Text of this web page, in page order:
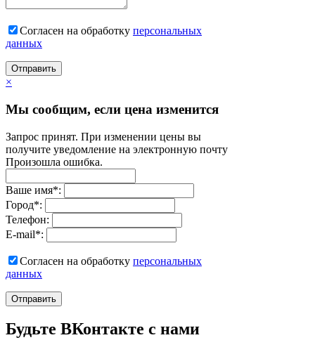
Согласен на обработку персональныx
данных
Отправить
×
Мы сообщим, если цена изменится
Запрос принят. При изменении цены вы
получите уведомление на электронную почту
Произошла ошибка.
Ваше имя*:
Город*:
Телефон:
E-mail*:
Согласен на обработку персональныx
данных
Отправить
Будьте ВКонтакте с нами